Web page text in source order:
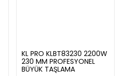
KL PRO KLBT83230 2200W
230 MM PROFESYONEL
BÜYÜK TAŞLAMA